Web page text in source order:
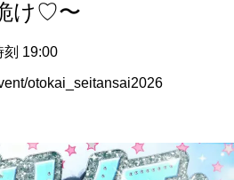
け♡〜
刻 19:00
otokai_seitansai2026